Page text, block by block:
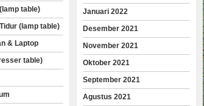
table)
(lamp table)
& Laptop
table)
Januari 2022
Desember 2021
November 2021
Oktober 2021
September 2021
Agustus 2021